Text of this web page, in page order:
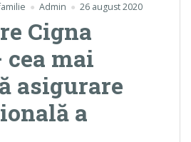
Admin 26 august 2020
Cigna
cea mai
asigurare
a